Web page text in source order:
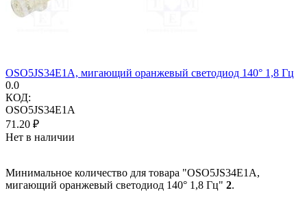
OSO5JS34E1A, мигающий оранжевый светодиод 140° 1,8 Гц
0.0
КОД:
OSO5JS34E1A
71.20 ₽
Нет в наличии
Минимальное количество для товара "OSO5JS34E1A,
мигающий оранжевый светодиод 140° 1,8 Гц" 2.